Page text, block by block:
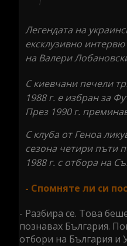
Легендата на
ексклузивно
на Валери
С киевчани печели
1988 г. е избран за
През 1990 г.
С клуба от Геноа
сезона четири пъти
1988 г. с отбора на
- Спомняте ли си
- Разбира се. Това
познавах България.
отбори на България и